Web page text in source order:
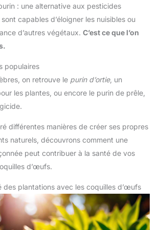
: une alternative aux pesticides
capables d’éloigner les nuisibles ou
d’autres végétaux. C’est ce que l’on
populaires
on retrouve le purin d’ortie, un
les plantes, ou encore le purin de prêle,
différentes manières de créer ses propres
naturels, découvrons comment une
peut contribuer à la santé de vos
d’œufs.
des plantations avec les coquilles d’œufs